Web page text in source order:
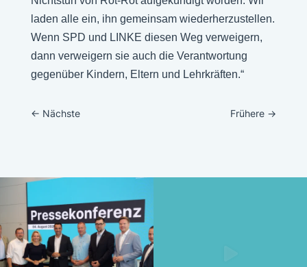
laden alle ein, ihn gemeinsam wiederherzustellen.
Wenn SPD und LINKE diesen Weg verweigern,
dann verweigern sie auch die Verantwortung
gegenüber Kindern, Eltern und Lehrkräften.“
← Nächste Frühere →